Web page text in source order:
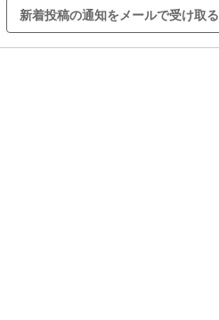
新着投稿の通知をメールで受け取る